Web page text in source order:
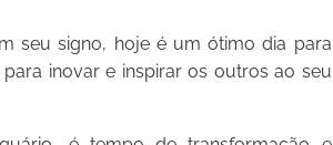
seu signo, hoje é um ótimo dia para
inovar e inspirar os outros ao seu